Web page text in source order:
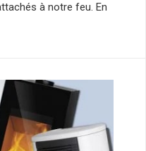
à notre feu. En